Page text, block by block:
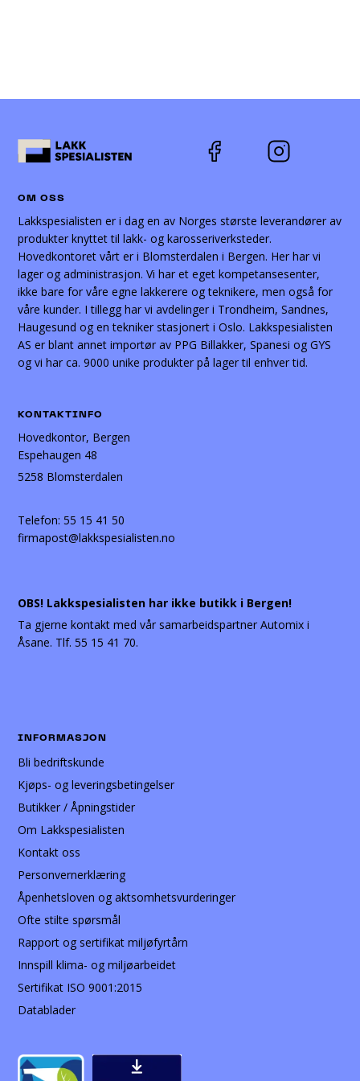
OM OSS
Lakkspesialisten er i dag en av Norges største leverandører av
produkter knyttet til lakk- og karosseriverksteder.
Hovedkontoret vårt er i Blomsterdalen i Bergen. Her har vi
lager og administrasjon. Vi har et eget kompetansesenter,
ikke bare for våre egne lakkerere og teknikere, men også for
våre kunder. I tillegg har vi avdelinger i Trondheim, Sandnes,
Haugesund og en tekniker stasjonert i Oslo. Lakkspesialisten
AS er blant annet importør av PPG Billakker, Spanesi og GYS
og vi har ca. 9000 unike produkter på lager til enhver tid.
KONTAKTINFO
Hovedkontor, Bergen
Espehaugen 48
5258 Blomsterdalen
Telefon:55 15 41 50
firmapost@lakkspesialisten.no
OBS! Lakkspesialisten har ikke butikk i Bergen!
Ta gjerne kontakt med vår samarbeidspartner Automix i
Åsane. Tlf. 55 15 41 70.
INFORMASJON
Bli bedriftskunde
Kjøps- og leveringsbetingelser
Butikker / Åpningstider
Om Lakkspesialisten
Kontakt oss
Personvernerklæring
Åpenhetsloven og aktsomhetsvurderinger
Ofte stilte spørsmål
Rapport og sertifikat miljøfyrtårn
Innspill klima- og miljøarbeidet
Sertifikat ISO 9001:2015
Datablader